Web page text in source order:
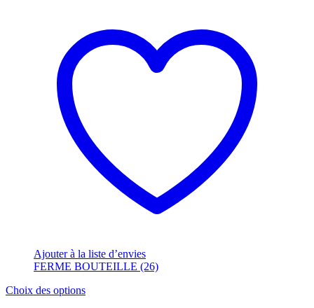
Ajouter à la liste d’envies
FERME BOUTEILLE (26)
Choix des optionsCe